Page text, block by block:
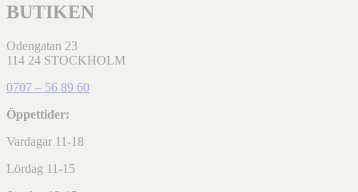
BUTIKEN
Odengatan 23
114 24 STOCKHOLM
0707 – 56 89 60
Öppettider:
Vardagar 11-18
Lördag 11-15